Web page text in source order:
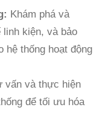
Khám phá và
kiện, và bảo
hệ thống hoạt động
vấn và thực hiện
để tối ưu hóa